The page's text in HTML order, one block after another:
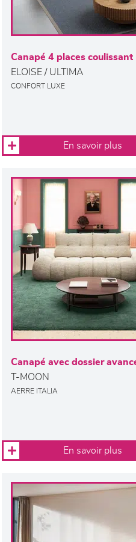
Canapé 4 places coulissant
ELOISE / ULTIMA
CONFORT LUXE
En savoir plus
Canapé avec dossier
T-MOON
AERRE ITALIA
En savoir plus